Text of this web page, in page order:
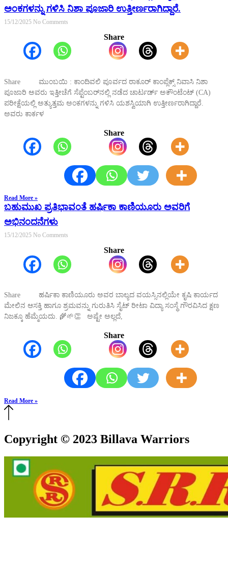
ಅಂಕಗಳನ್ನು ಗಳಿಸಿ ನಿಶಾ ಪೂಜಾರಿ ಉತ್ತೀರ್ಣರಾಗಿದ್ದಾರೆ.
15/12/2025 No Comments
Share
Share ಮುಂಬಯಿ : ಕಾಂದಿವಲಿ ಪೂರ್ವದ ಠಾಕೂರ್ ಕಾಂಪ್ಲೆಕ್ಸ್ ನಿವಾಸಿ ನಿಶಾ
ಪೂಜಾರಿ ಅವರು ಇತ್ತೀಚೆಗೆ ಸೆಪ್ಟೆಂಬರ್‌ನಲ್ಲಿ ನಡೆದ ಚಾರ್ಟರ್ಡ್ ಅಕೌಂಟೆಂಟ್ (CA)
ಪರೀಕ್ಷೆಯಲ್ಲಿ ಅತ್ಯುತ್ತಮ ಅಂಕಗಳನ್ನು ಗಳಿಸಿ ಯಶಸ್ವಿಯಾಗಿ ಉತ್ತೀರ್ಣರಾಗಿದ್ದಾರೆ.
ಅವರು ಕಾರ್ಕಳ
Share
Read More »
ಬಹುಮುಖ ಪ್ರತಿಭಾವಂತೆ ಹರ್ಷಿಕಾ ಕಾಣಿಯೂರು ಅವರಿಗೆ
ಅಭಿನಂದನೆಗಳು
15/12/2025 No Comments
Share
Share ಹರ್ಷಿಕಾ ಕಾಣಿಯೂರು ಅವರ ಬಾಲ್ಯದ ವಯಸ್ಸಿನಲ್ಲಿಯೇ ಕೃಷಿ ಕಾರ್ಯದ
ಮೇಲಿನ ಆಸಕ್ತಿ ಹಾಗೂ ಶ್ರಮವನ್ನು ಗುರುತಿಸಿ ಸೈಟ್ ರೀಟಾ ವಿದ್ಯಾ ಸಂಸ್ಥೆ ಗೌರವಿಸಿದ ಕ್ಷಣ
ನಿಜಕ್ಕೂ ಹೆಮ್ಮೆಯದು. 🌾🌱👏 ಅಷ್ಟೇ ಅಲ್ಲದೆ,
Share
Read More »
Copyright © 2023 Billava Warriors